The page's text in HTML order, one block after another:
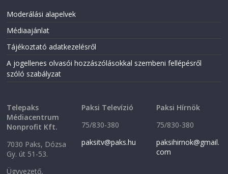
Moderálási alapelvek
Médiaajánlat
Tájékoztató adatkezelésről
A jogellenes olvasói hozzászólásokkal szembeni fellépésről
szóló szabályzat
Telepaks
Médiacentrum
Nonprofit Kft.
7030 Paks, Dózsa
Gy. út 51-53.
Ügyvezető,
Paksi Televízió
75/830-380
paksitv@paks.hu
Paksi Hírnök
75/830-380
paksihirnok@gmail.
com